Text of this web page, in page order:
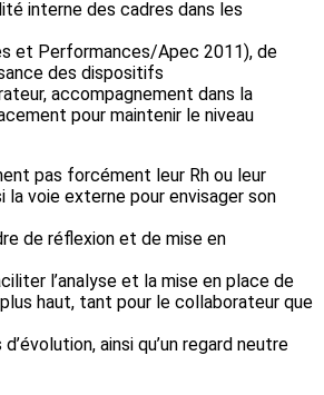
interne des cadres dans les
et Performances/Apec 2011), de
des dispositifs
accompagnement dans la
pour maintenir le niveau
pas forcément leur Rh ou leur
la voie externe pour envisager son
de réflexion et de mise en
l’analyse et la mise en place de
haut, tant pour le collaborateur que
ainsi qu’un regard neutre